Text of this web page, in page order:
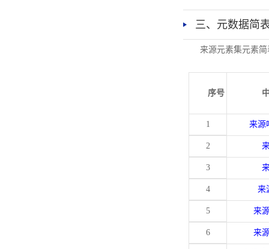
三、元数据简
来源元素集元素简
序号
1 来源
2
3
4 来
5 来
6 来